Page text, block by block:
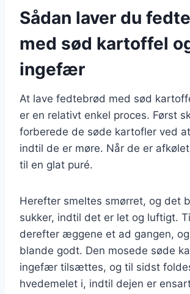
Sådan laver du
med sød kartoffel
ingefær
At lave fedtebrød med sød
er en relativt enkel proces. Først
forberede de søde kartofler ved
indtil de er møre. Når de er
til en glat puré.
Herefter smeltes smørret, og det
sukker, indtil det er let og luftigt.
derefter æggene et ad gangen,
blande godt. Den mosede søde
ingefær tilsættes, og til sidst
hvedemelet i, indtil dejen er